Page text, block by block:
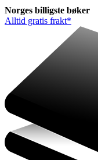
Norges billigste bøker
Alltid gratis frakt*